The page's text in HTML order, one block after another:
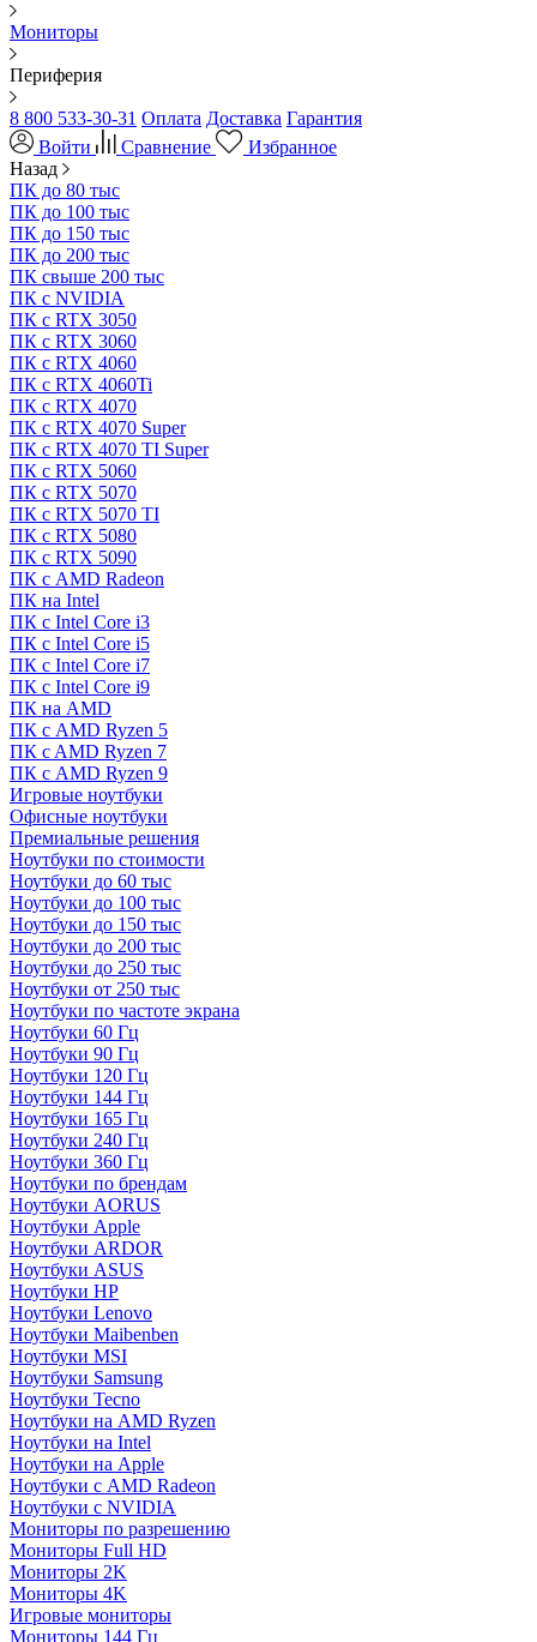
Мониторы
Периферия
8 800 533-30-31 Оплата Доставка Гарантия
Войти
Сравнение
Избранное
Назад
ПК до 80 тыс
ПК до 100 тыс
ПК до 150 тыс
ПК до 200 тыс
ПК свыше 200 тыс
ПК с NVIDIA
ПК с RTX 3050
ПК с RTX 3060
ПК с RTX 4060
ПК с RTX 4060Ti
ПК с RTX 4070
ПК с RTX 4070 Super
ПК с RTX 4070 TI Super
ПК с RTX 5060
ПК с RTX 5070
ПК с RTX 5070 TI
ПК с RTX 5080
ПК с RTX 5090
ПК с AMD Radeon
ПК на Intel
ПК с Intel Core i3
ПК с Intel Core i5
ПК с Intel Core i7
ПК с Intel Core i9
ПК на AMD
ПК с AMD Ryzen 5
ПК c AMD Ryzen 7
ПК с AMD Ryzen 9
Игровые ноутбуки
Офисные ноутбуки
Премиальные решения
Ноутбуки по стоимости
Ноутбуки до 60 тыс
Ноутбуки до 100 тыс
Ноутбуки до 150 тыс
Ноутбуки до 200 тыс
Ноутбуки до 250 тыс
Ноутбуки от 250 тыс
Ноутбуки по частоте экрана
Ноутбуки 60 Гц
Ноутбуки 90 Гц
Ноутбуки 120 Гц
Ноутбуки 144 Гц
Ноутбуки 165 Гц
Ноутбуки 240 Гц
Ноутбуки 360 Гц
Ноутбуки по брендам
Ноутбуки AORUS
Ноутбуки Apple
Ноутбуки ARDOR
Ноутбуки ASUS
Ноутбуки HP
Ноутбуки Lenovo
Ноутбуки Maibenben
Ноутбуки MSI
Ноутбуки Samsung
Ноутбуки Tecno
Ноутбуки на AMD Ryzen
Ноутбуки на Intel
Ноутбуки на Apple
Ноутбуки с AMD Radeon
Ноутбуки с NVIDIA
Мониторы по разрешению
Мониторы Full HD
Мониторы 2K
Мониторы 4K
Игровые мониторы
Мониторы 144 Гц